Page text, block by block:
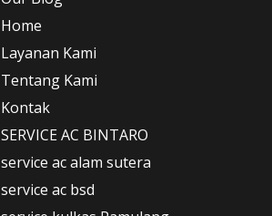
Home
Layanan Kami
Tentang Kami
Kontak
SERVICE AC BINTARO
service ac alam sutera
service ac bsd